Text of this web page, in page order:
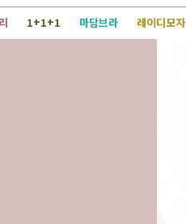
1+1+1 마담브라 레이디모자